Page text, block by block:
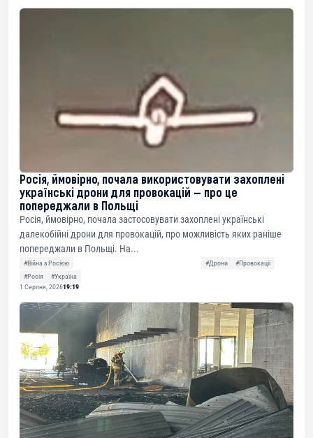
Росія, ймовірно, почала використовувати захоплені
українські дрони для провокацій — про це
попереджали в Польщі
Росія, ймовірно, почала застосовувати захоплені українські
далекобійні дрони для провокацій, про можливість яких раніше
попереджали в Польщі. На...
#Війна з Росією #Дрони
#Провокації
#Росія
#Україна
1 Серпня, 202619:19